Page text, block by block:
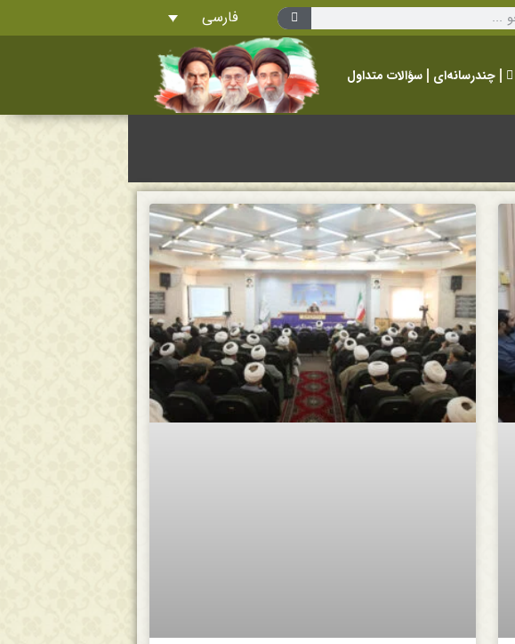
فارسی
چندرسانه‌ای سؤالات متداول